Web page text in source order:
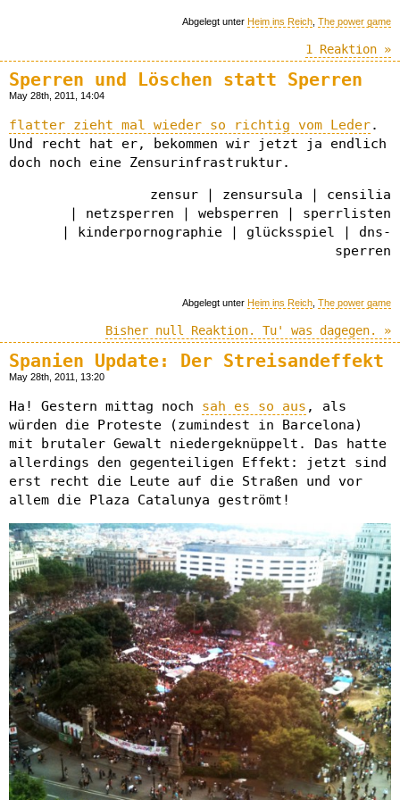
Abgelegt unter Heim ins Reich The power game
1 Reaktion »
Sperren und Löschen statt Sperren
May 28th, 2011, 14:04
flatter zieht mal wieder so richtig vom Leder.
Und recht hat er, bekommen wir jetzt ja endlich
doch noch eine Zensurinfrastruktur.
zensur | zensursula | censilia
| netzsperren | websperren | sperrlisten
| kinderpornographie | glücksspiel | dns-
sperren
Abgelegt unter Heim ins Reich The power game
Bisher null Reaktion. Tu' was dagegen. »
Spanien Update: Der Streisandeffekt
May 28th, 2011, 13:20
Ha! Gestern mittag noch sah es so aus , als
würden die Proteste (zumindest in Barcelona)
mit brutaler Gewalt niedergeknüppelt. Das hatte
allerdings den gegenteiligen Effekt: jetzt sind
erst recht die Leute auf die Straßen und vor
allem die Plaza Catalunya geströmt!